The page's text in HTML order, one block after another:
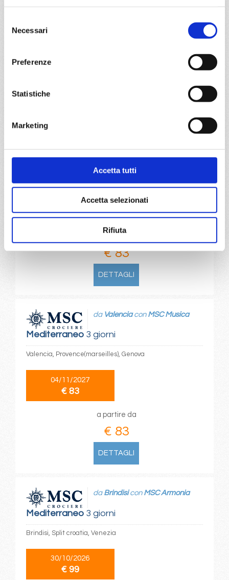
delNecessari
Preferenze
Statistiche
Marketing
Accetta tutti
Accetta selezionati
Rifiuta
Nord Europa3 giorni
18/05/2027
€ 83
€ 83
DETTAGLI
Mediterraneo3 giorni
da Valenciacon MSC Musica
Valencia, Provence(marseilles), Genova
04/11/2027
€ 83
a partire da
€ 83
DETTAGLI
Mediterraneo3 giorni
da Brindisicon MSC Armonia
Brindisi, Split croatia, Venezia
30/10/2026
€ 99